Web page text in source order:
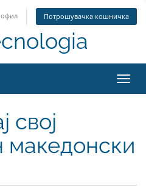
Потрошувачка кошничка
ја
свој
македонски